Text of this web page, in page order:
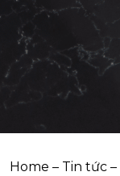
Home – Tin tức –